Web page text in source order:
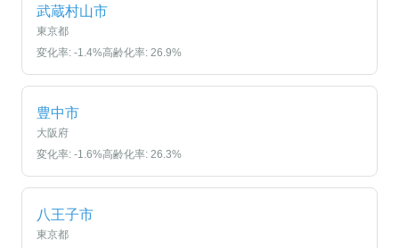
武蔵村山市
東京都
変化率: -1.4%高齢化率: 26.9%
豊中市
大阪府
変化率: -1.6%高齢化率: 26.3%
八王子市
東京都